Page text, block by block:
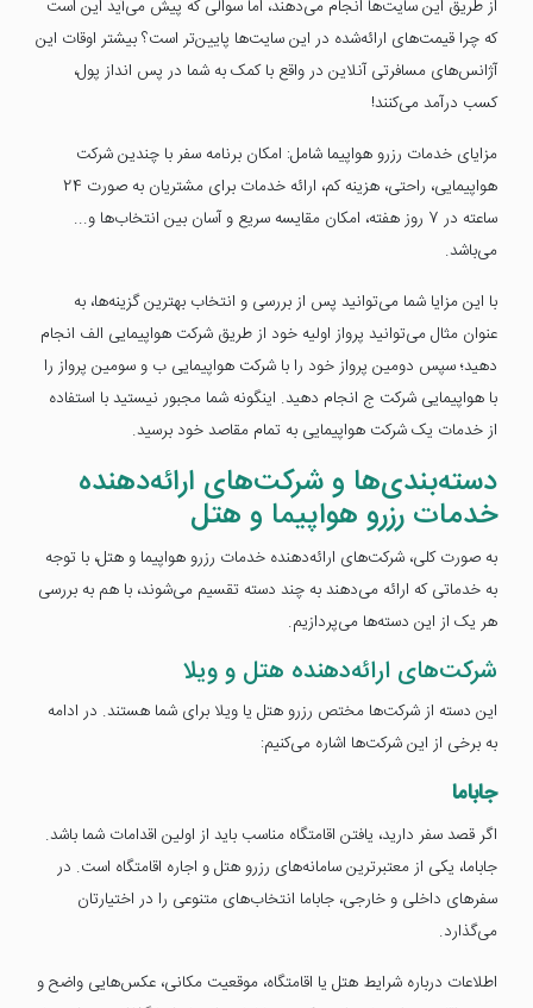
از طریق این سایت‌ها انجام می‌دهند، اما سوالی که پیش می‌آید این است
که چرا قیمت‌های ارائه‌شده در این سایت‌ها پایین‌تر است؟ بیشتر اوقات این
آژانس‌های مسافرتی آنلاین در واقع با کمک به شما در پس انداز پول،
کسب درآمد می‌کنند!
مزایای خدمات رزرو هواپیما شامل: امکان برنامه سفر با چندین شرکت
هواپیمایی، راحتی، هزینه کم، ارائه خدمات برای مشتریان به صورت 24
ساعته در 7 روز هفته، امکان مقایسه سریع و آسان بین انتخاب‌ها و...
می‌باشد.
با این مزایا شما می‌توانید پس از بررسی و انتخاب بهترین گزینه‌ها، به
عنوان مثال می‌توانید پرواز اولیه خود از طریق شرکت هواپیمایی الف انجام
دهید؛ سپس دومین پرواز خود را با شرکت هواپیمایی ب و سومین پرواز را
با هواپیمایی شرکت ج انجام دهید. اینگونه شما مجبور نیستید با استفاده
از خدمات یک شرکت هواپیمایی به تمام مقاصد خود برسید.
دسته‌بندی‌ها و شرکت‌های ارائه‌دهنده
خدمات رزرو هواپیما و هتل
به صورت کلی، شرکت‌های ارائه‌دهنده خدمات رزرو هواپیما و هتل، با توجه
به خدماتی که ارائه می‌دهند به چند دسته تقسیم می‌شوند، با هم به بررسی
هر یک از این دسته‌ها می‌پردازیم.
شرکت‌های ارائه‌دهنده هتل و ویلا
این دسته از شرکت‌ها مختص رزرو هتل یا ویلا برای شما هستند. در ادامه
به برخی از این شرکت‌ها اشاره می‌کنیم:
جاباما
اگر قصد سفر دارید، یافتن اقامتگاه مناسب باید از اولین اقدامات شما باشد.
جاباما، یکی از معتبرترین سامانه‌های رزرو هتل و اجاره اقامتگاه است. در
سفرهای داخلی و خارجی، جاباما انتخاب‌های متنوعی را در اختیارتان
می‌گذارد.
اطلاعات درباره شرایط هتل یا اقامتگاه، موقعیت مکانی، عکس‌هایی واضح و